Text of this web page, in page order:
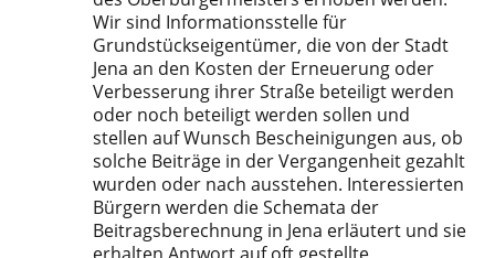
Wir sind Informationsstelle für
Grundstückseigentümer, die von der Stadt
Jena an den Kosten der Erneuerung oder
Verbesserung ihrer Straße beteiligt werden
oder noch beteiligt werden sollen und
stellen auf Wunsch Bescheinigungen aus, ob
solche Beiträge in der Vergangenheit gezahlt
wurden oder nach ausstehen. Interessierten
Bürgern werden die Schemata der
Beitragsberechnung in Jena erläutert und sie